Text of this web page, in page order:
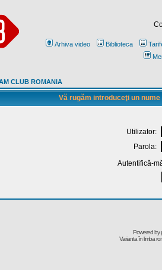
Arhiva video Biblioteca
CLUB ROMANIA
Vă rugăm introduceţi un
Utilizator:
Parola:
Autentifică-
Powered by
Varianta în limba